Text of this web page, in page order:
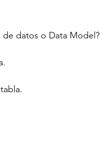
datos o Data Model?